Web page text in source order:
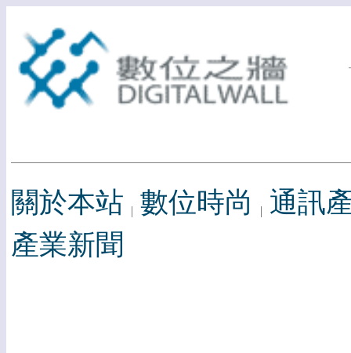
關於本站 數位時尚
通訊
產業新聞